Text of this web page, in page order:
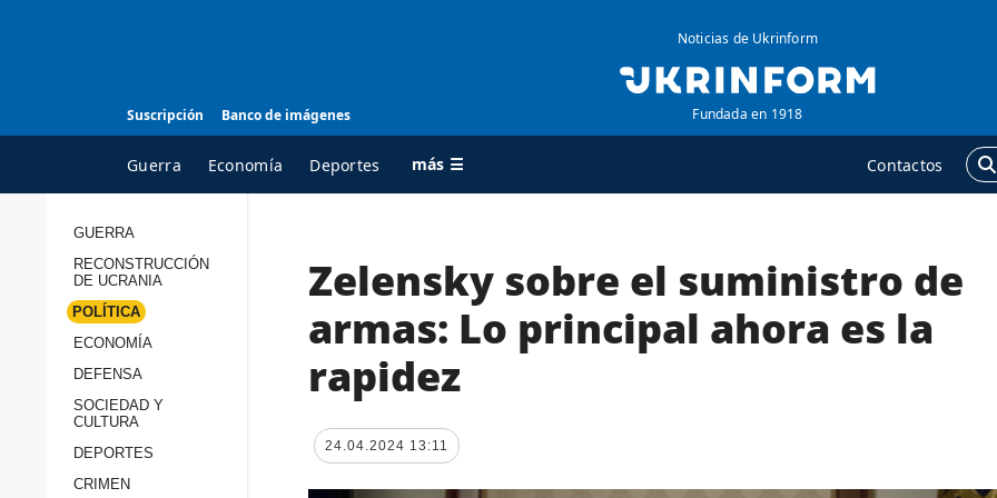
Suscripción Banco de imágenes
Noticias de Ukrinform
Fundada en 1918
Guerra Economía Deportes más ☰ Contactos
TODAS LAS
Reconstrucción de
AGENCIA
sobre la agencia
contacto
ADICIONAL
Publicaciones
Releases
GUERRA
RECONSTRUCCIÓN
DE UCRANIA
POLÍTICA
ECONOMÍA
DEFENSA
SOCIEDAD Y
CULTURA
DEPORTES
CRIMEN
Zelensky sobre el suministro de
armas: Lo principal ahora es la
rapidez
24.04.2024 13:11